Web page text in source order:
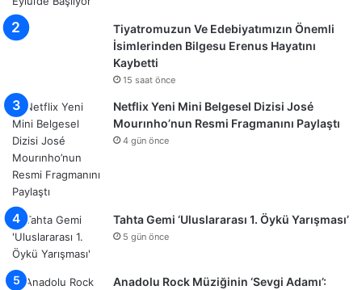
Tiyatromuzun Ve Edebiyatımızın Önemli
İsimlerinden Bilgesu Erenus Hayatını
Kaybetti
15 saat önce
Netflix Yeni Mini Belgesel Dizisi José
Mourınho’nun Resmi Fragmanını Paylaştı
4 gün önce
Tahta Gemi ‘Uluslararası 1. Öykü Yarışması’
5 gün önce
Anadolu Rock Müziğinin ‘Sevgi Adamı’: